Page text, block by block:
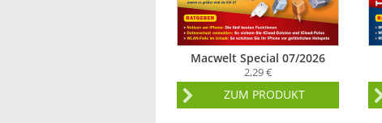
Macwelt Special 07/2026
2,29 €
ZUM PRODUKT